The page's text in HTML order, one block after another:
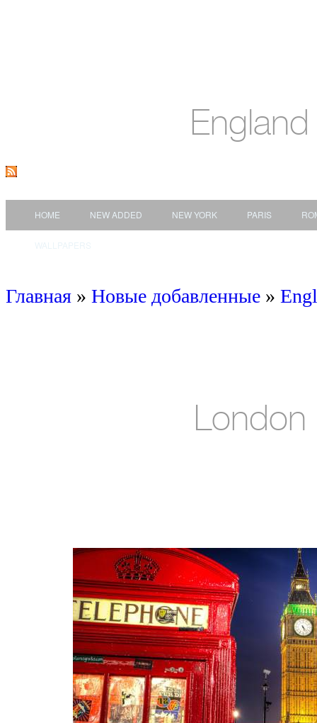
England
HOME NEW ADDED NEW YORK PARIS
Главная » Новые добавленные »
London